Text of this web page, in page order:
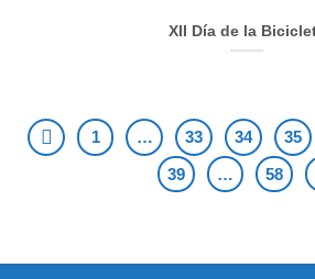
XII Día de la
1 … 33 34 35
39
… 58